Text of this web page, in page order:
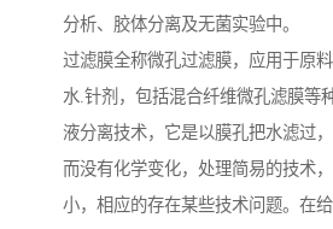
分析、胶体分离及无菌实验中。
过滤膜全称微孔过滤膜，应用于原
水.针剂，包括混合纤维微孔滤膜等
液分离技术，它是以膜孔把水滤过，
而没有化学变化，处理简易的技术
小，相应的存在某些技术问题。在